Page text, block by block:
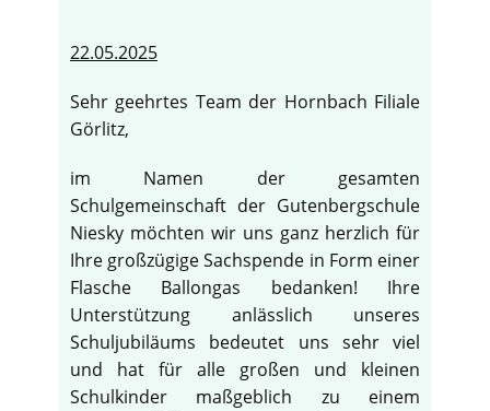
22.05.2025
Sehr geehrtes Team der Hornbach Filiale
Görlitz,
im Namen der gesamten
Schulgemeinschaft der Gutenbergschule
Niesky möchten wir uns ganz herzlich für
Ihre großzügige Sachspende in Form einer
Flasche Ballongas bedanken! Ihre
Unterstützung anlässlich unseres
Schuljubiläums bedeutet uns sehr viel
und hat für alle großen und kleinen
Schulkinder maßgeblich zu einem